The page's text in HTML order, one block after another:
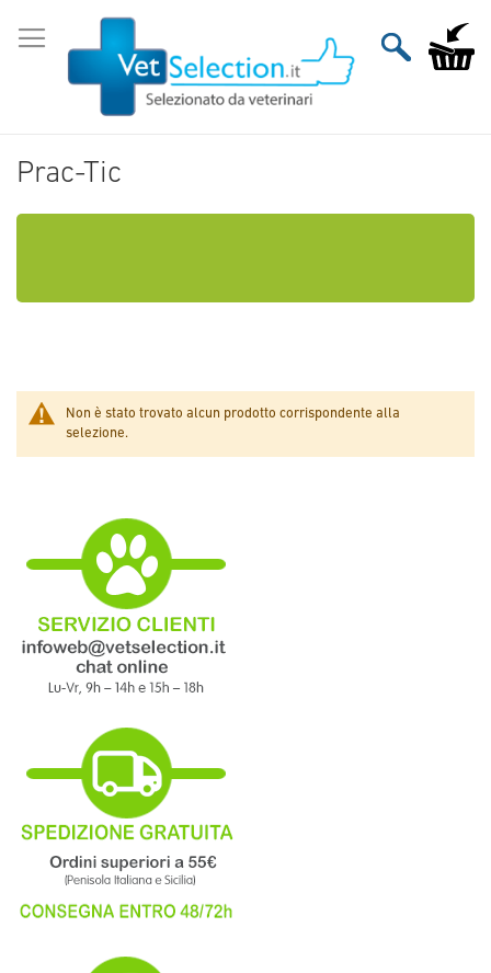
al
contenuto
Carrello
Prac-Tic
Non è stato trovato alcun prodotto corrispondente alla
selezione.